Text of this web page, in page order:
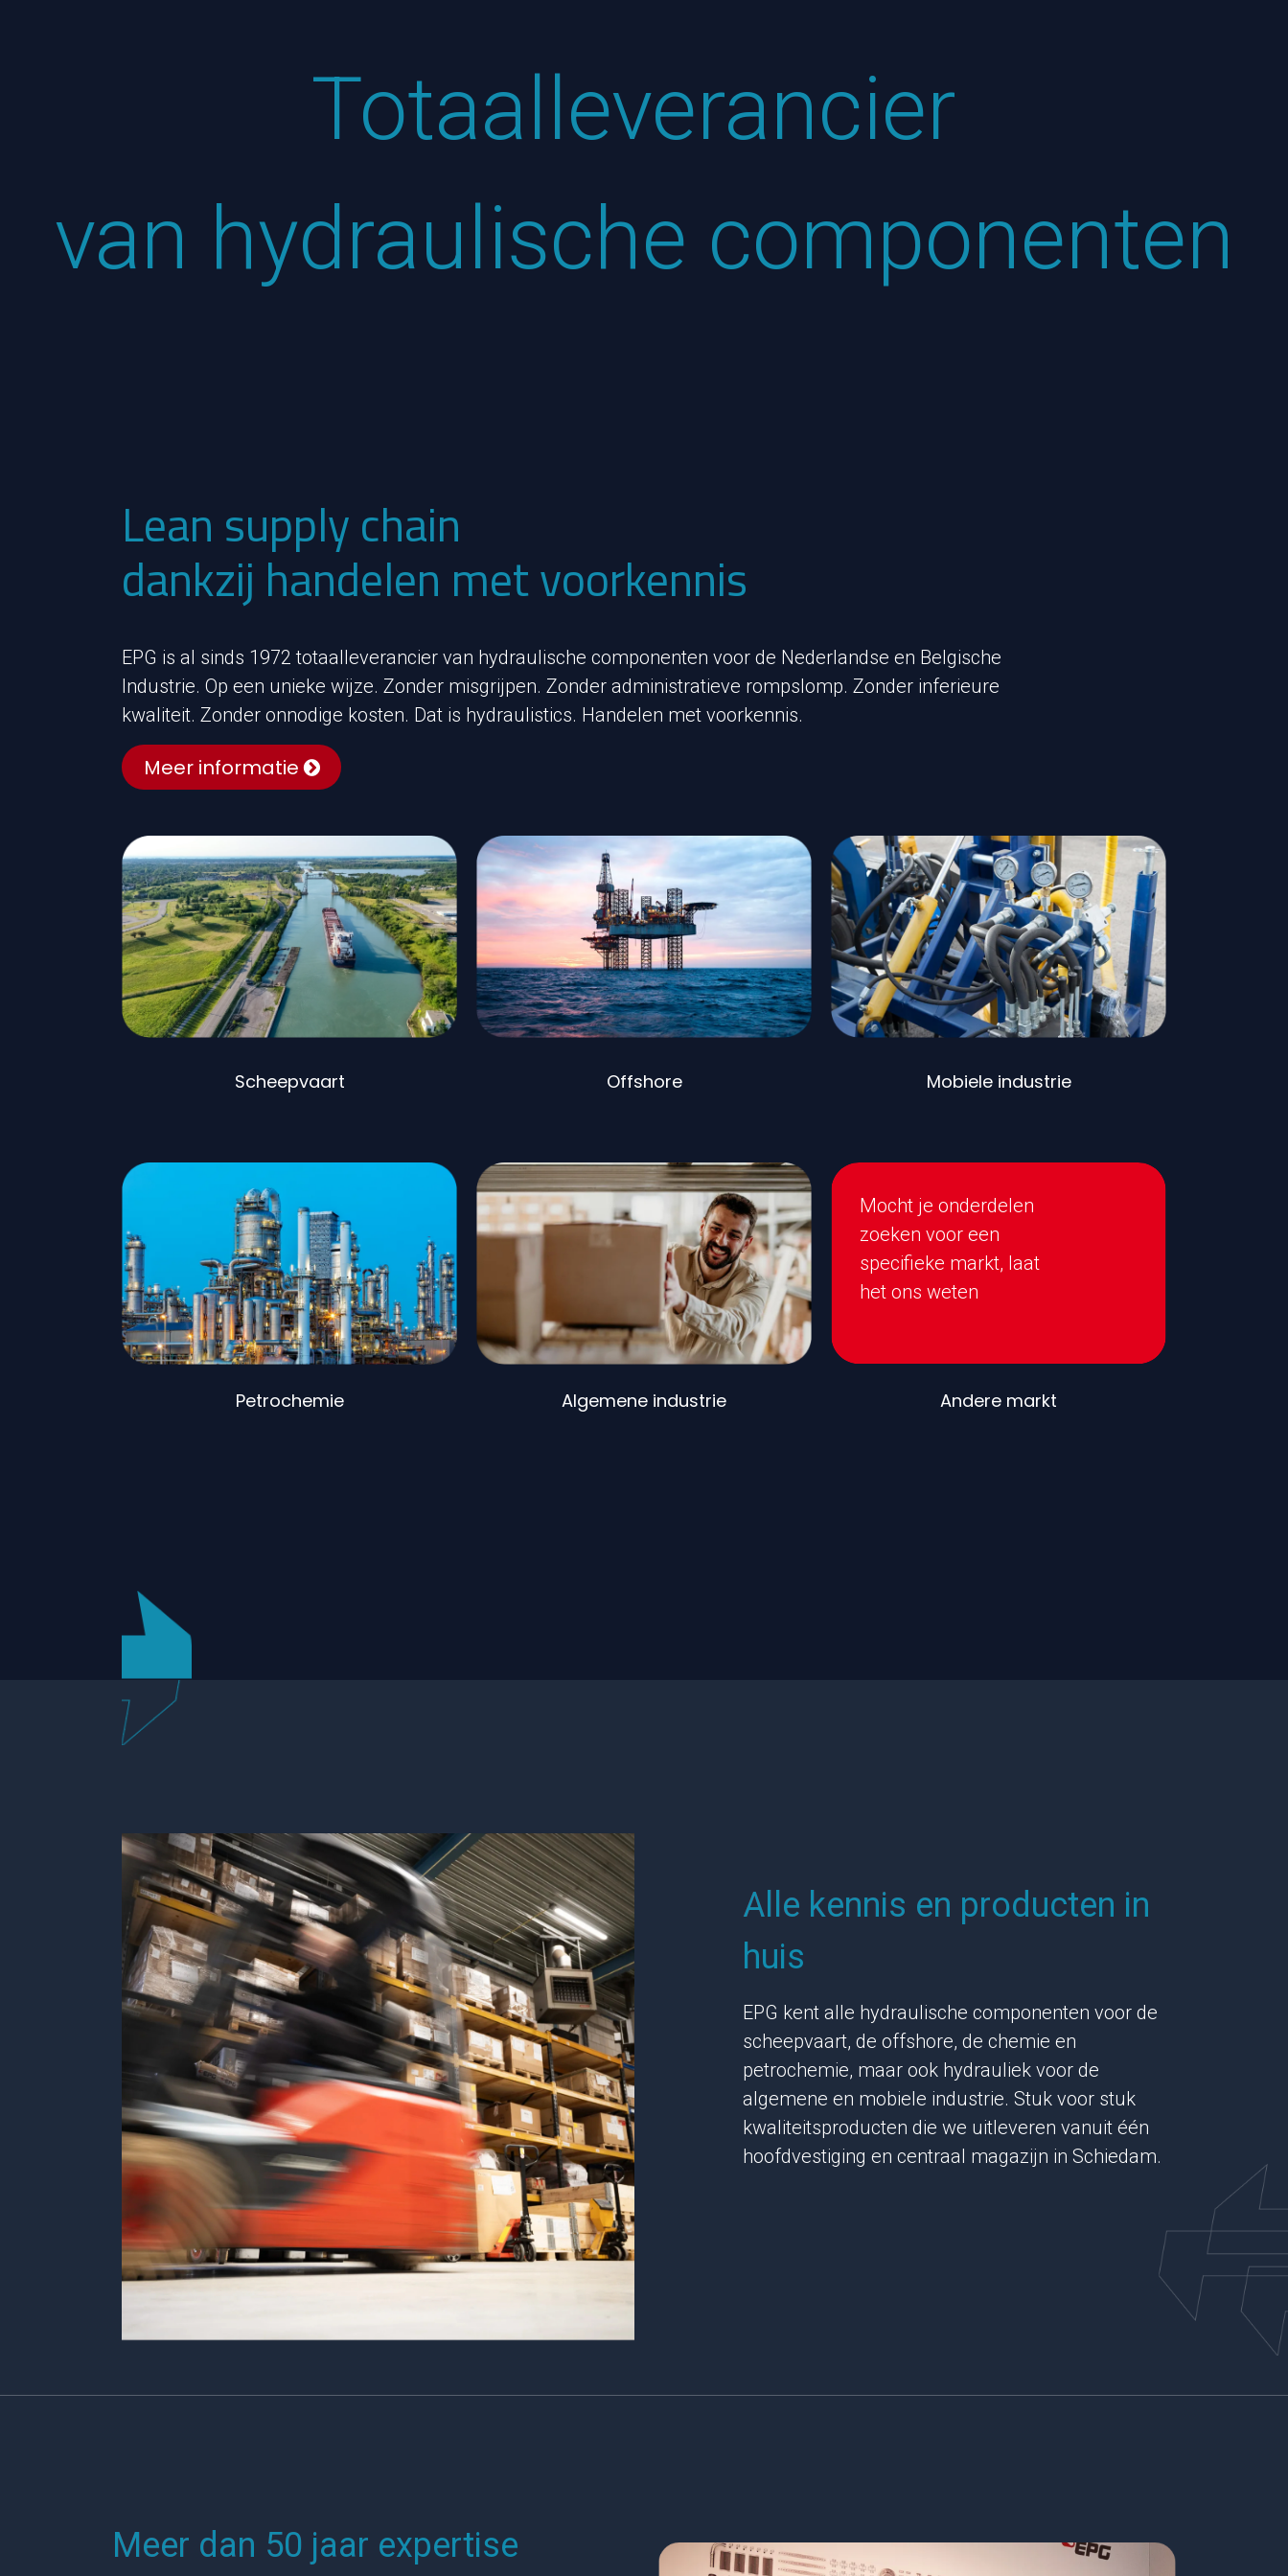
Totaalleverancier
van hydraulische componenten
Lean supply chain
dankzij handelen met voorkennis
EPG is al sinds 1972 totaalleverancier van hydraulische componenten voor de Nederlandse en Belgische
Industrie. Op een unieke wijze. Zonder misgrijpen. Zonder administratieve rompslomp. Zonder inferieure
kwaliteit. Zonder onnodige kosten. Dat is hydraulistics. Handelen met voorkennis.
Meer informatie
Mocht je onderdelen
zoeken voor een
specifieke markt, laat
het ons weten
Petrochemie Algemene industrie Andere markt
Scheepvaart Offshore Mobiele industrie
Alle kennis en producten in
huis
EPG kent alle hydraulische componenten voor de
scheepvaart, de offshore, de chemie en
petrochemie, maar ook hydrauliek voor de
algemene en mobiele industrie. Stuk voor stuk
kwaliteitsproducten die we uitleveren vanuit één
hoofdvestiging en centraal magazijn in Schiedam.
Meer dan 50 jaar expertise